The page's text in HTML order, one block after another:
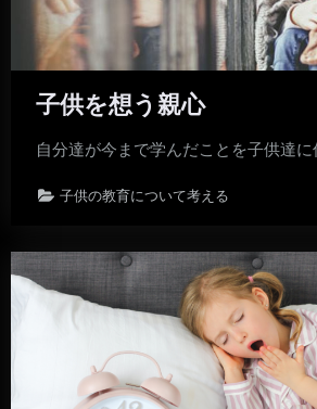
子供を想う親心
自分達が今まで学んだことを子供達に
子供の教育について考える